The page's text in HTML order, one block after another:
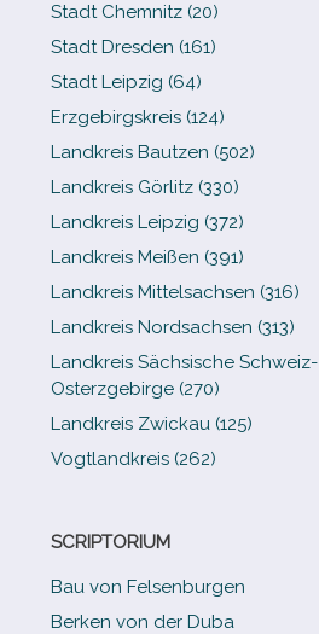
Stadt Chemnitz (20)
Stadt Dresden (161)
Stadt Leipzig (64)
Erzgebirgskreis (124)
Landkreis Bautzen (502)
Landkreis Görlitz (330)
Landkreis Leipzig (372)
Landkreis Meißen (391)
Landkreis Mittelsachsen (316)
Landkreis Nordsachsen (313)
Landkreis Sächsische Schweiz-​
Osterzgebirge (270)
Landkreis Zwickau (125)
Vogtlandkreis (262)
SCRIPTORIUM
Bau von Felsenburgen
Berken von der Duba